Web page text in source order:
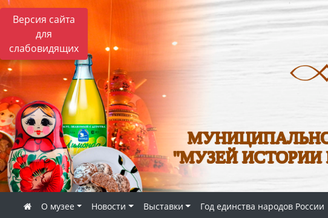
Версия сайта
для
слабовидящих
"МУЗЕЙ ИСТОРИИ
О музее Новости Выставки Год единства народов России